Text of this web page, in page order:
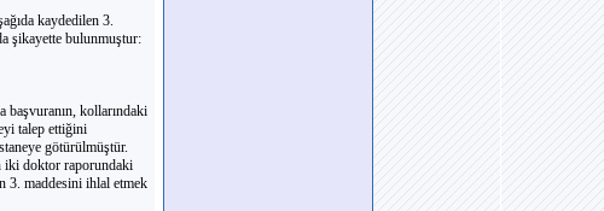
kaydedilen 3.
şikayette bulunmuştur:
başvuranın, kollarındaki
talep ettiğini
götürülmüştür.
iki doktor raporundaki
3. maddesini ihlal etmek